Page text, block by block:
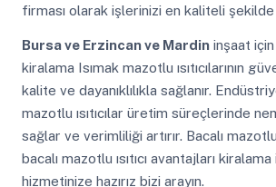
firması olarak işlerinizi en kaliteli şekilde
Bursa ve Erzincan ve Mardininşaat için
kiralama Isımak mazotlu ısıtıcılarının
kalite ve dayanıklılıkla sağlanır.
mazotlu ısıtıcılar üretim süreçlerinde
sağlar ve verimliliği artırır. Bacalı mazotlu
bacalı mazotlu ısıtıcı avantajları
hizmetinize hazırız bizi arayın.